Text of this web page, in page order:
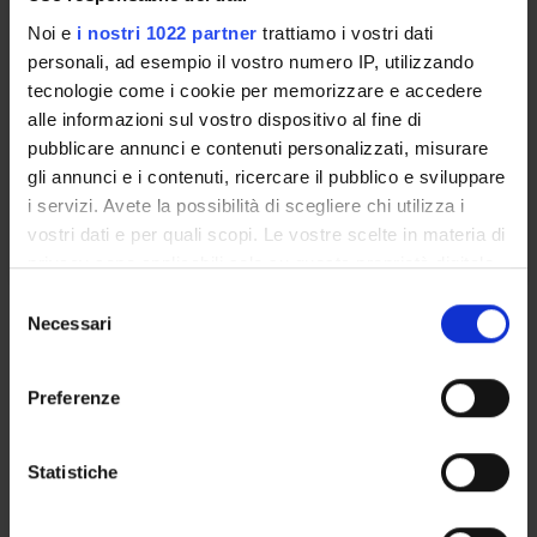
Noi e i nostri 1022 partner trattiamo i vostri dati
personali, ad esempio il vostro numero IP, utilizzando
tecnologie come i cookie per memorizzare e accedere
alle informazioni sul vostro dispositivo al fine di
pubblicare annunci e contenuti personalizzati, misurare
gli annunci e i contenuti, ricercare il pubblico e sviluppare
i servizi. Avete la possibilità di scegliere chi utilizza i
vostri dati e per quali scopi. Le vostre scelte in materia di
privacy sono applicabili solo su questa proprietà digitale
modificare o revocare il proprio consenso in qualsiasi
momento dalla Dichiarazione sui cookie o facendo clic
raccogliere informazioni sulla tua posizione
geografica, con un'approssimazione di qualche
Necessari
Preferenze
Statistiche
1
Period
FISIO VI 2^ anno - 1^semestre
Academic staff
Massimo Piacentino
Lessons timetable
Learning outcomes
neuroimaging, clinical neurophysiology, treatment
disabilities. MODULE: NEUROLOGY Define and describe the
syndromes and pathologies affecting the CNS and peripheral